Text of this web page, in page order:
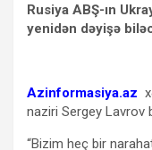
Rusiya ABŞ-ın
yenidən dəyişə
Azinformasiya.az
naziri Sergey Lavrov
“Bizim heç bir